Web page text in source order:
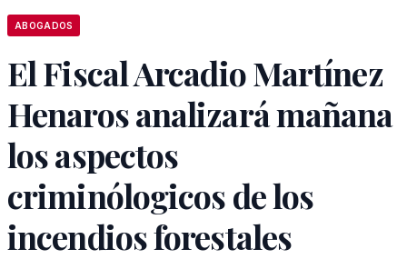
ABOGADOS
El Fiscal Arcadio Martínez
Henaros analizará mañana
los aspectos
criminólogicos de los
incendios forestales